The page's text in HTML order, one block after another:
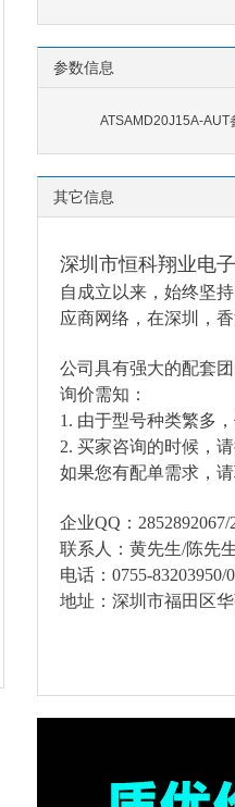
参数信息
ATSAMD20J15A-AUT
其它信息
深圳市恒科翔业电
自成立以来，始终坚
应商网络，在深圳，
公司具有强大的配套
询价需知：
1. 由于型号种类繁多
2. 买家咨询的时候，
如果您有配单需求，
企业QQ：2852892067/
联系人：黄先生/陈先
电话： 0755-83203950/
地址：深圳市福田区